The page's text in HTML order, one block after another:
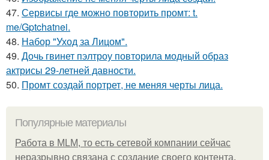
47. Сервисы где можно повторить промт: t.
me/Gptchatnei.
48. Набор "Уход за Лицом".
49. Дочь гвинет пэлтроу повторила модный образ
актрисы 29-летней давности.
50. Промт создай портрет, не меняя черты лица.
Популярные материалы
Работа в MLM, то есть сетевой компании сейчас
неразрывно связана с создание своего контента,